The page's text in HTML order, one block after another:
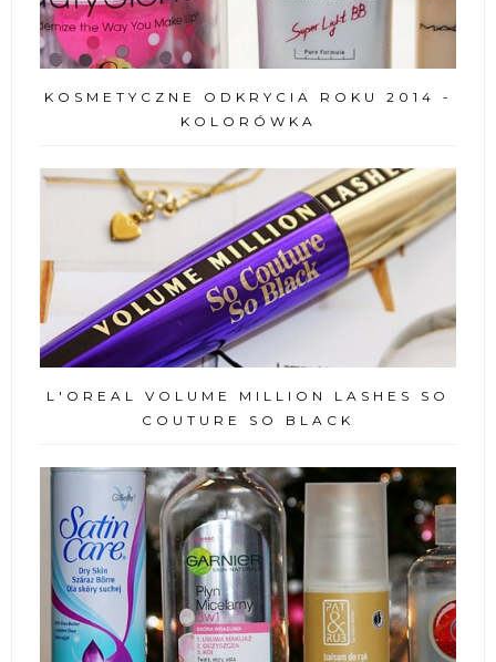
KOSMETYCZNE ODKRYCIA ROKU 2014 -
KOLORÓWKA
L'OREAL VOLUME MILLION LASHES SO
COUTURE SO BLACK